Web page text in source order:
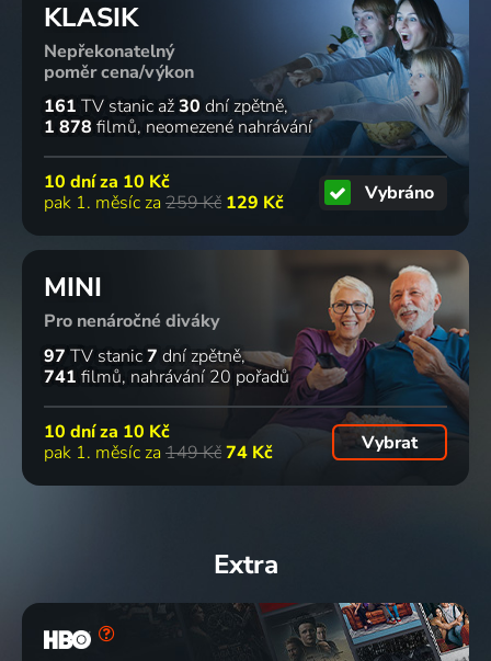
KLASIK
Nepřekonatelný
poměr cena/výkon
161 TV stanic až30 dní zpětně
1 878 filmů neomezené nahrávání
10 dní za 10 Kč
pak 1. měsíc za 259 Kč 129 Kč Vybráno
MINI
Pro nenáročné diváky
97 TV stanic7 dní zpětně
741 filmů nahrávání 20 pořadů
10 dní za 10 Kč
pak 1. měsíc za 149 Kč74 Kč Vybrat
Extra